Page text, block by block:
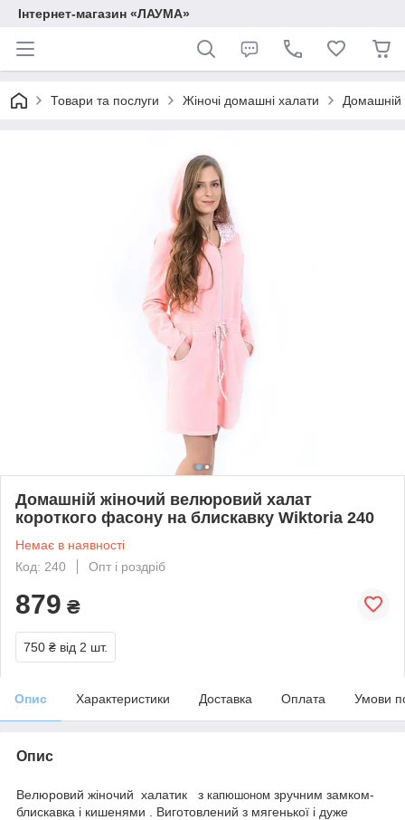
Інтернет-магазин «ЛАУМА»
Товари та послуги Жіночі домашні халати Домашній
Домашній жіночий велюровий халат
короткого фасону на блискавку Wiktoria 240
Немає в наявності
Код: 240
Опт і роздріб
879 ₴
750 ₴ від 2 шт.
Опис Характеристики Доставка Оплата Умови
Опис
Велюровий жіночий халатик з капюшоном зручним замком-
блискавка і кишенями . Виготовлений з мягенької і дуже